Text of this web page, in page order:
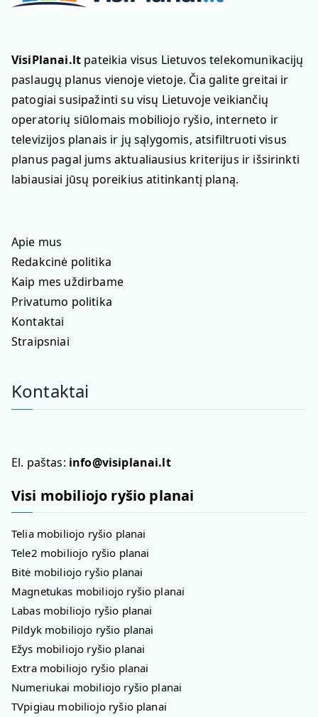
VisiPlanai.lt pateikia visus Lietuvos telekomunikacijų
paslaugų planus vienoje vietoje. Čia galite greitai ir
patogiai susipažinti su visų Lietuvoje veikiančių
operatorių siūlomais mobiliojo ryšio, interneto ir
televizijos planais ir jų sąlygomis, atsifiltruoti visus
planus pagal jums aktualiausius kriterijus ir išsirinkti
labiausiai jūsų poreikius atitinkantį planą.
Apie mus
Redakcinė politika
Kaip mes uždirbame
Privatumo politika
Kontaktai
Straipsniai
Kontaktai
El. paštas: info@visiplanai.lt
Visi mobiliojo ryšio planai
Telia mobiliojo ryšio planai
Tele2 mobiliojo ryšio planai
Bitė mobiliojo ryšio planai
Magnetukas mobiliojo ryšio planai
Labas mobiliojo ryšio planai
Pildyk mobiliojo ryšio planai
Ežys mobiliojo ryšio planai
Extra mobiliojo ryšio planai
Numeriukai mobiliojo ryšio planai
TVpigiau mobiliojo ryšio planai